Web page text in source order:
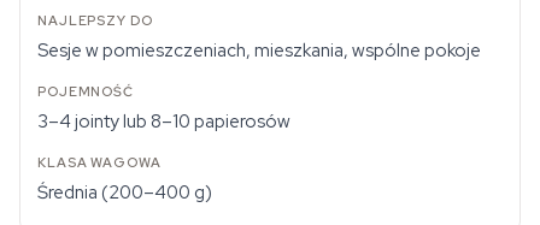
Sesje w pomieszczeniach, mieszkania, wspólne pokoje
3–4 jointy lub 8–10 papierosów
Średnia (200–400 g)